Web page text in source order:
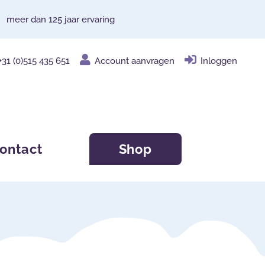
meer dan 125 jaar ervaring
(0)515 435 651 Account aanvragen Inloggen
Shop